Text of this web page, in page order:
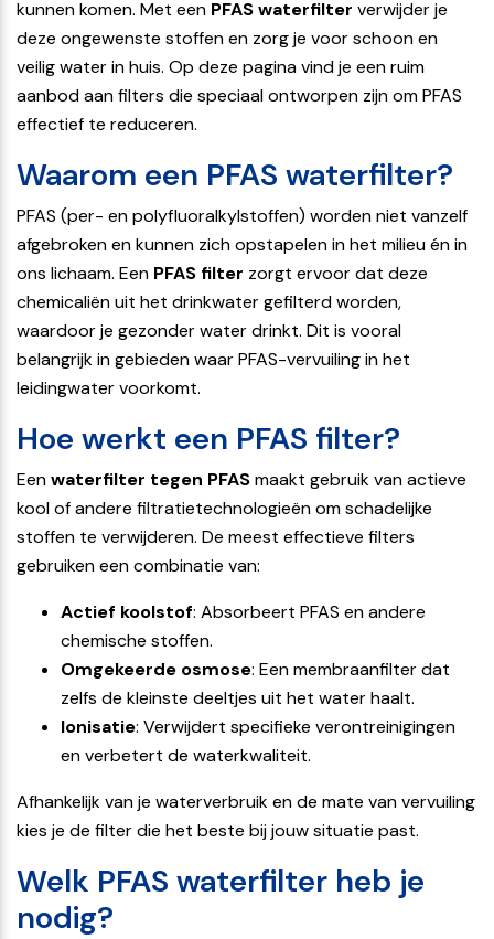
kunnen komen. Met een PFAS waterfilter verwijder je
deze ongewenste stoffen en zorg je voor schoon en
veilig water in huis. Op deze pagina vind je een ruim
aanbod aan filters die speciaal ontworpen zijn om PFAS
effectief te reduceren.
Waarom een PFAS waterfilter?
PFAS (per- en polyfluoralkylstoffen) worden niet vanzelf
afgebroken en kunnen zich opstapelen in het milieu én in
ons lichaam. Een PFAS filter zorgt ervoor dat deze
chemicaliën uit het drinkwater gefilterd worden,
waardoor je gezonder water drinkt. Dit is vooral
belangrijk in gebieden waar PFAS-vervuiling in het
leidingwater voorkomt.
Hoe werkt een PFAS filter?
Eenwaterfilter tegen PFASmaakt gebruik van actieve
kool of andere filtratietechnologieën om schadelijke
stoffen te verwijderen. De meest effectieve filters
gebruiken een combinatie van:
Actief koolstof: Absorbeert PFAS en andere
chemische stoffen.
Omgekeerde osmose: Een membraanfilter dat
zelfs de kleinste deeltjes uit het water haalt.
Ionisatie: Verwijdert specifieke verontreinigingen
en verbetert de waterkwaliteit.
Afhankelijk van je waterverbruik en de mate van vervuiling
kies je de filter die het beste bij jouw situatie past.
Welk PFAS waterfilter heb je
nodig?